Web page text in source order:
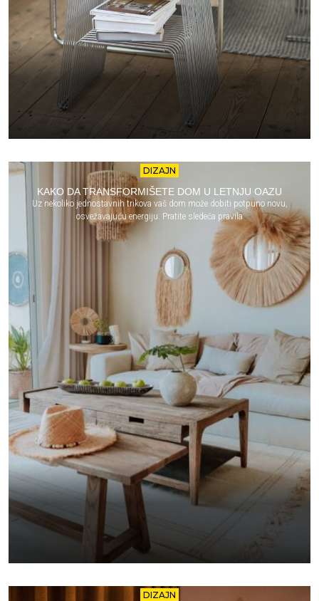
DIZAJN
KAKO DA TRANSFORMIŠETE DOM U LETNJU OAZU
Uz nekoliko jednostavnih trikova vaš dom može dobiti potpuno novu,
osvežavajuću energiju. Pratite sledeća pravila
DIZAJN